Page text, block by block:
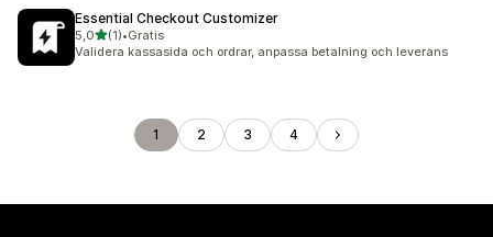
Essential Checkout Customizer
5,0av 5 stjärnor
(1)
1 recensioner totalt
•Gratis
Validera kassasida och ordrar, anpassa betalning och leverans
1 2 3 4